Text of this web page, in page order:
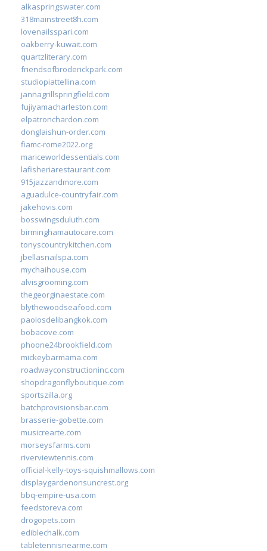
alkaspringswater.com
318mainstreet8h.com
lovenailsspari.com
oakberry-kuwait.com
quartzliterary.com
friendsofbroderickpark.com
studiopiattellina.com
jannagrillspringfield.com
fujiyamacharleston.com
elpatronchardon.com
donglaishun-order.com
fiamc-rome2022.org
mariceworldessentials.com
lafisheriarestaurant.com
915jazzandmore.com
aguadulce-countryfair.com
jakehovis.com
bosswingsduluth.com
birminghamautocare.com
tonyscountrykitchen.com
jbellasnailspa.com
mychaihouse.com
alvisgrooming.com
thegeorginaestate.com
blythewoodseafood.com
paolosdelibangkok.com
bobacove.com
phoone24brookfield.com
mickeybarmama.com
roadwayconstructioninc.com
shopdragonflyboutique.com
sportszilla.org
batchprovisionsbar.com
brasserie-gobette.com
musicrearte.com
morseysfarms.com
riverviewtennis.com
official-kelly-toys-squishmallows.com
displaygardenonsuncrest.org
bbq-empire-usa.com
feedstoreva.com
drogopets.com
ediblechalk.com
tabletennisnearme.com